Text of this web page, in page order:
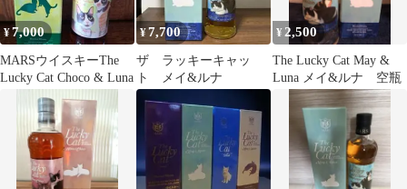
¥7,000
MARSウイスキーThe
Lucky Cat Choco & Luna
¥7,700
ザ ラッキーキャッ
ト メイ&ルナ
¥ 2,500
The Lucky Cat May &
Luna メイ&ルナ 空瓶